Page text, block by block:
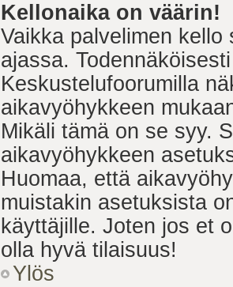
Kellonaika on väärin!
Vaikka palvelimen
ajassa.
Keskustelufoorumilla
aikavyöhykkeen
Mikäli tämä on se syy.
aikavyöhykkeen
Huomaa, että
muistakin asetuksista
käyttäjille. Joten jos et
olla hyvä tilaisuus!
Ylös